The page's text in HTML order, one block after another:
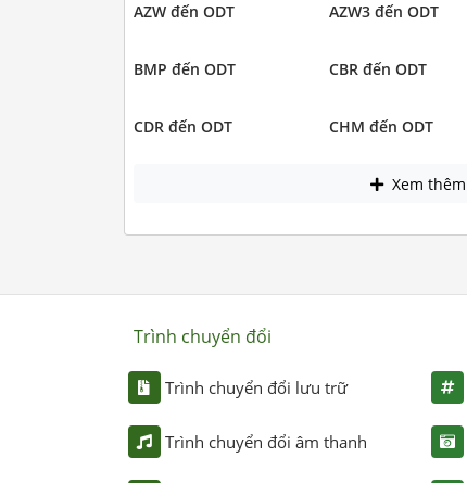
AZW đến ODT AZW3 đến ODT
BMP đến ODT CBR đến ODT
CDR đến ODT CHM đến ODT
Xem thêm
Trình chuyển đổi
Trình chuyển đổi lưu trữ
Trình chuyển đổi âm thanh